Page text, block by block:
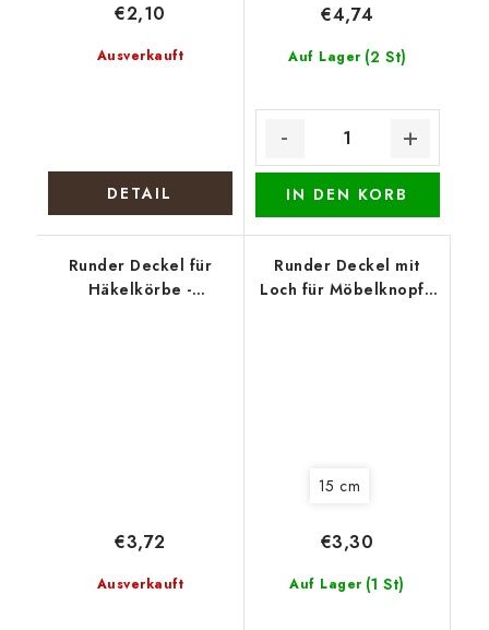
Ausverkauft
€2,10
DETAIL
Auf Lager (2 St)
€4,74
IN DEN KORB
Runder Deckel für
Häkelkörbe -
Ausverkauft
€3,72
Runder Deckel mit
Loch für Möbelknopf -
15 cm
Auf Lager (1 St)
€3,30